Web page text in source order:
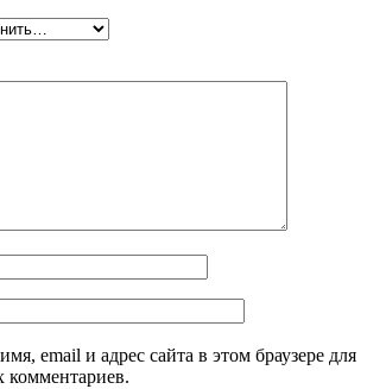
email и адрес сайта в этом браузере для